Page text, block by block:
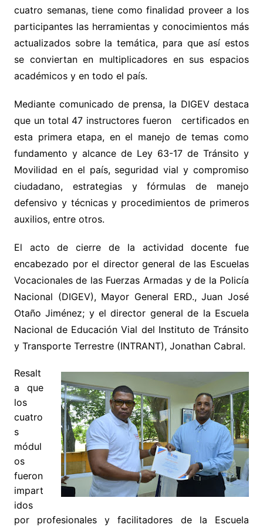
cuatro semanas, tiene como finalidad proveer a los
participantes las herramientas y conocimientos más
actualizados sobre la temática, para que así estos
se conviertan en multiplicadores en sus espacios
académicos y en todo el país.
Mediante comunicado de prensa, la DIGEV destaca
que un total 47 instructores fueron certificados en
esta primera etapa, en el manejo de temas como
fundamento y alcance de Ley 63-17 de Tránsito y
Movilidad en el país, seguridad vial y compromiso
ciudadano, estrategias y fórmulas de manejo
defensivo y técnicas y procedimientos de primeros
auxilios, entre otros.
El acto de cierre de la actividad docente fue
encabezado por el director general de las Escuelas
Vocacionales de las Fuerzas Armadas y de la Policía
Nacional (DIGEV), Mayor General ERD., Juan José
Otaño Jiménez; y el director general de la Escuela
Nacional de Educación Vial del Instituto de Tránsito
y Transporte Terrestre (INTRANT), Jonathan Cabral.
Resalt
a que
los
cuatro
s
módul
os
fueron
impart
idos
por profesionales y facilitadores de la Escuela